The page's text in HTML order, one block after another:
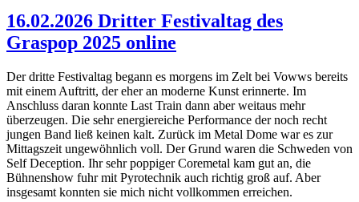
16.02.2026 Dritter Festivaltag des
Graspop 2025 online
Der dritte Festivaltag begann es morgens im Zelt bei Vowws bereits
mit einem Auftritt, der eher an moderne Kunst erinnerte. Im
Anschluss daran konnte Last Train dann aber weitaus mehr
überzeugen. Die sehr energiereiche Performance der noch recht
jungen Band ließ keinen kalt. Zurück im Metal Dome war es zur
Mittagszeit ungewöhnlich voll. Der Grund waren die Schweden von
Self Deception. Ihr sehr poppiger Coremetal kam gut an, die
Bühnenshow fuhr mit Pyrotechnik auch richtig groß auf. Aber
insgesamt konnten sie mich nicht vollkommen erreichen.